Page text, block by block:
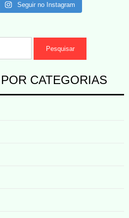
Seguir no Instagram
CATEGORIAS